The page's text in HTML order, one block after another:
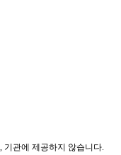
기관에 제공하지 않습니다